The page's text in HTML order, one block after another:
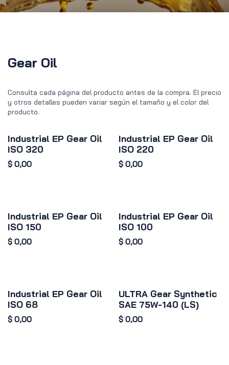
Gear Oil
Consulta cada página del producto antes de la compra. El precio
y otros detalles pueden variar según el tamaño y el color del
producto.
Industrial EP Gear Oil
ISO 320
$ 0,00
Industrial EP Gear Oil
ISO 220
$ 0,00
Industrial EP Gear Oil
ISO 150
$ 0,00
Industrial EP Gear Oil
ISO 100
$ 0,00
Industrial EP Gear Oil
ISO 68
$ 0,00
ULTRA Gear Synthetic
SAE 75W-140 (LS)
$ 0,00